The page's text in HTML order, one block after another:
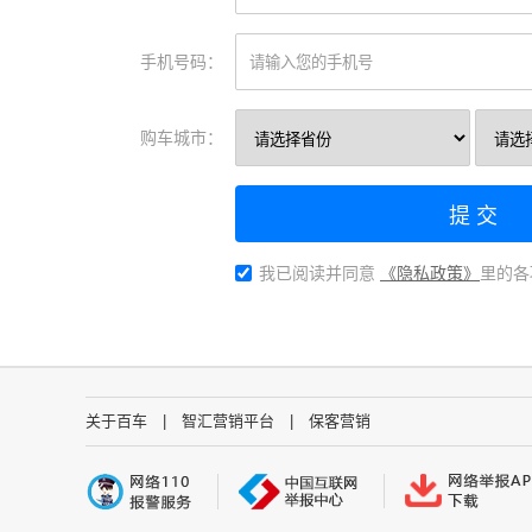
手机号码：
购车城市：
提 交
我已阅读并同意 《隐私政策》 里的
关于百车 智汇营销平台 保客营销